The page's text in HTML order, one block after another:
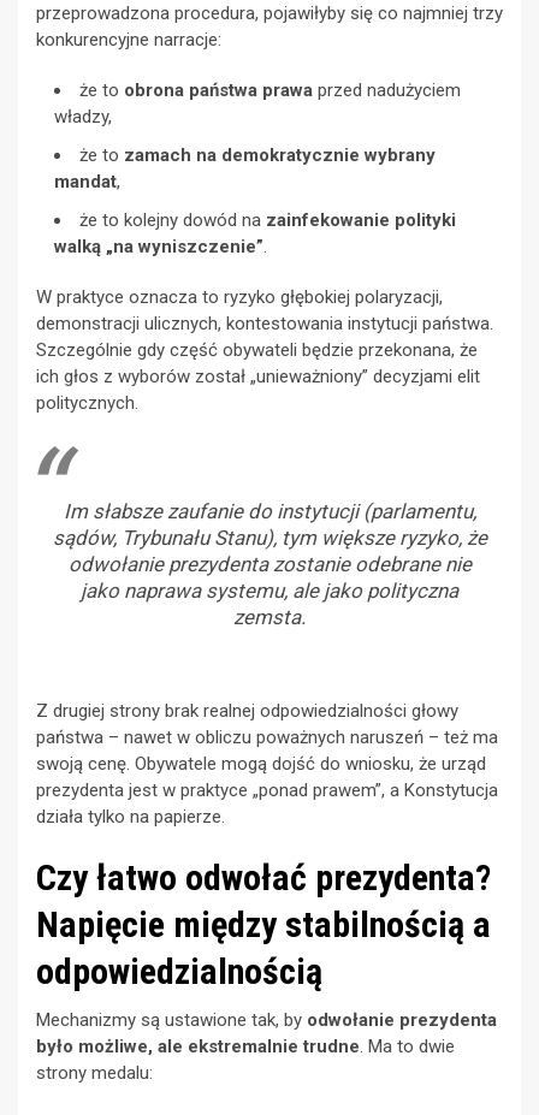
przeprowadzona procedura, pojawiłyby się co najmniej trzy
konkurencyjne narracje:
że to obrona państwa prawa przed nadużyciem
władzy,
że to zamach na demokratycznie wybrany
mandat,
że to kolejny dowód na zainfekowanie polityki
walką „na wyniszczenie”.
W praktyce oznacza to ryzyko głębokiej polaryzacji,
demonstracji ulicznych, kontestowania instytucji państwa.
Szczególnie gdy część obywateli będzie przekonana, że
ich głos z wyborów został „unieważniony” decyzjami elit
politycznych.
Im słabsze zaufanie do instytucji (parlamentu,
sądów, Trybunału Stanu), tym większe ryzyko, że
odwołanie prezydenta zostanie odebrane nie
jako naprawa systemu, ale jako polityczna
zemsta.
Z drugiej strony brak realnej odpowiedzialności głowy
państwa – nawet w obliczu poważnych naruszeń – też ma
swoją cenę. Obywatele mogą dojść do wniosku, że urząd
prezydenta jest w praktyce „ponad prawem”, a Konstytucja
działa tylko na papierze.
Czy łatwo odwołać prezydenta?
Napięcie między stabilnością a
odpowiedzialnością
Mechanizmy są ustawione tak, by odwołanie prezydenta
było możliwe, ale ekstremalnie trudne. Ma to dwie
strony medalu: